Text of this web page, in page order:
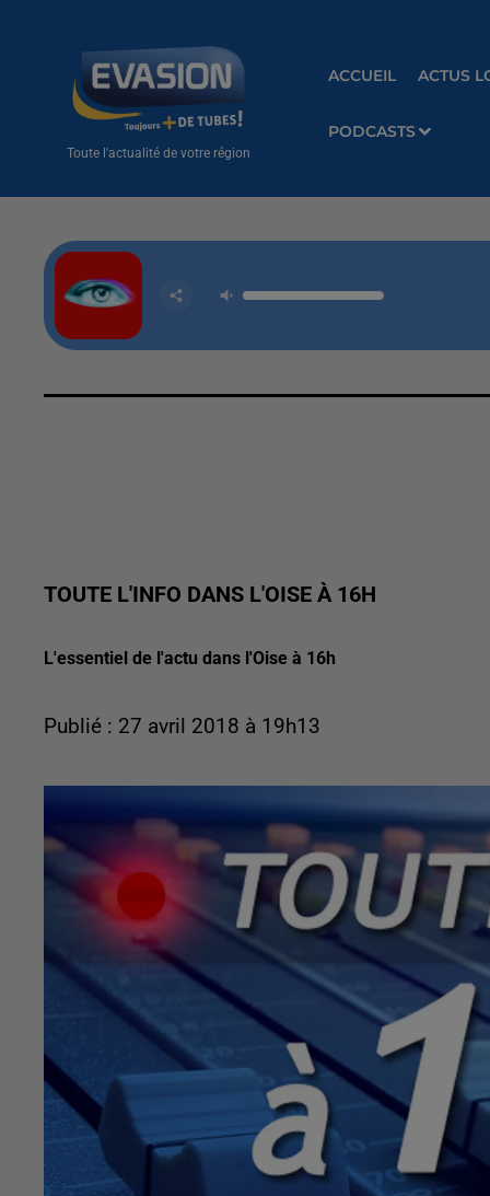
Toute l'actualité de votre région
ACCUEIL ACTUS
PODCASTS
TOUTE L'INFO DANS L'OISE À 16H
L'essentiel de l'actu dans l'Oise à 16h
Publié : 27 avril 2018 à 19h13